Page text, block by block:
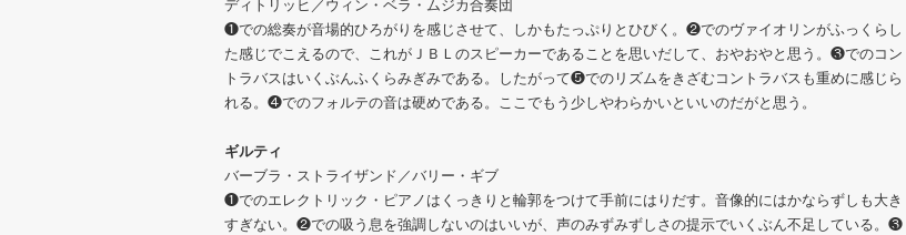
ディトリッヒ／ウィン・ベラ・ムジカ合奏団
❶での総奏が音場的ひろがりを感じさせて、しかもたっぷりとひびく。❷でのヴァイオリンがふっくらし
た感じでこえるので、これがＪＢＬのスピーカーであることを思いだして、おやおやと思う。❸でのコン
トラバスはいくぶんふくらみぎみである。したがって❺でのリズムをきざむコントラバスも重めに感じら
れる。❹でのフォルテの音は硬めである。ここでもう少しやわらかいといいのだがと思う。
ギルティ
バーブラ・ストライザンド／バリー・ギブ
❶でのエレクトリック・ピアノはくっきりと輪郭をつけて手前にはりだす。音像的にはかならずしも大き
すぎない。❷での吸う息を強調しないのはいいが、声のみずみずしさの提示でいくぶん不足している。❸